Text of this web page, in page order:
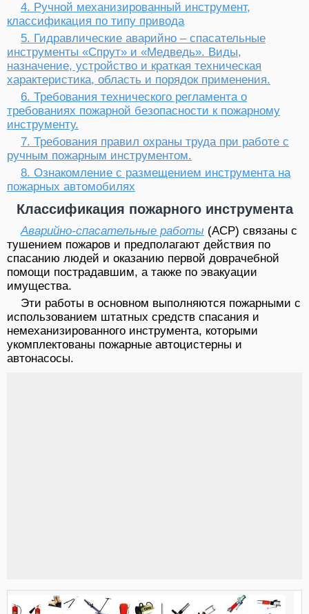
4.​ Ручной механизированный инструмент,
классификация по типу привода
5. Гидравлические аварийно – спасательные
инструменты «Спрут» и «Медведь». Виды,
назначение, устройство и краткая техническая
характеристика, область и порядок применения.
6. Требования технического регламента о
требованиях пожарной безопасности к пожарному
инструменту.
7. Требования правил охраны труда при работе с
ручным пожарным инструментом.
8. Ознакомление с размещением инструмента на
пожарных автомобилях
Классификация пожарного инструмента
Аварийно-спасательные работы (АСР) связаны с
тушением пожаров и предполагают действия по
спасанию людей и оказанию первой доврачебной
помощи пострадавшим, а также по эвакуации
имущества.
Эти работы в основном выполняются пожарными с
использованием штатных средств спасания и
немеханизированного инструмента, которыми
укомплектованы пожарные автоцистерны и
автонасосы.